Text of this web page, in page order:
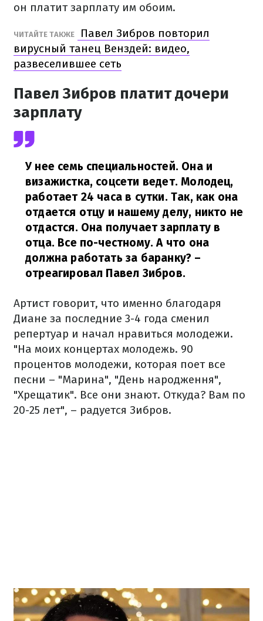
он платит зарплату им обоим.
ЧИТАЙТЕ ТАКЖЕ
Павел Зибров повторил
вирусный танец Венздей: видео,
развеселившее сеть
Павел Зибров платит дочери
зарплату
У нее семь специальностей. Она и
визажистка, соцсети ведет. Молодец,
работает 24 часа в сутки. Так, как она
отдается отцу и нашему делу, никто не
отдастся. Она получает зарплату в
отца. Все по-честному. А что она
должна работать за баранку? –
отреагировал Павел Зибров.
Артист говорит, что именно благодаря
Диане за последние 3-4 года сменил
репертуар и начал нравиться молодежи.
"На моих концертах молодежь. 90
процентов молодежи, которая поет все
песни – "Марина", "День народження",
"Хрещатик". Все они знают. Откуда? Вам по
20-25 лет", – радуется Зибров.